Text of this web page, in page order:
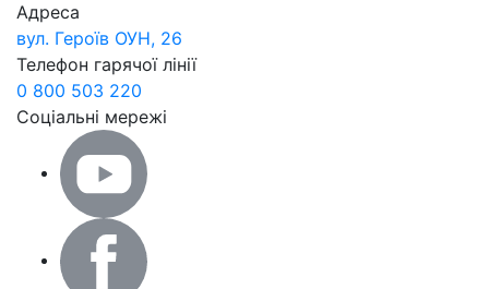
Адреса
вул. Героїв ОУН, 26
Телефон гарячої лінії
0 800 503 220
Соціальні мережі